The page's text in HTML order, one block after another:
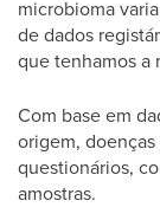
microbioma
de dados
que tenhamos a
Com base em
origem,
questionários,
amostras.